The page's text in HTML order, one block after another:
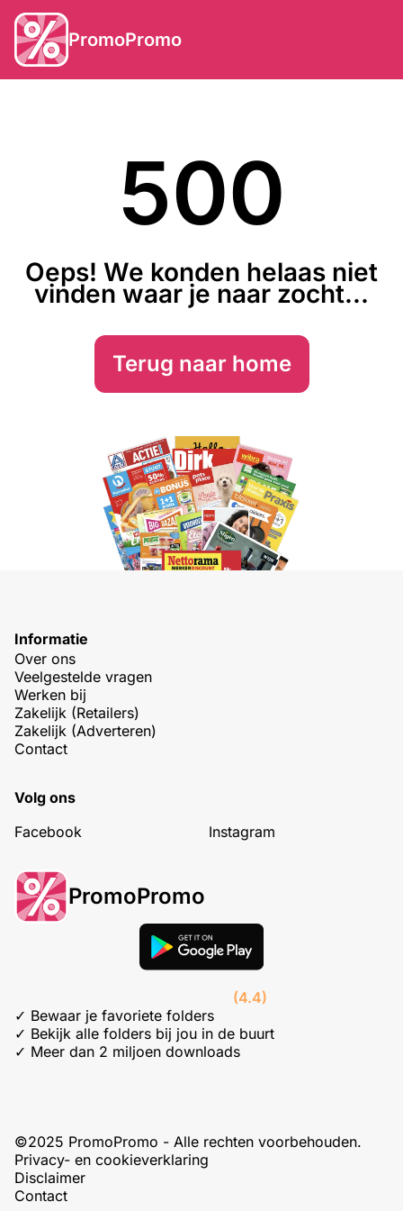
PromoPromo
500
Oeps! We konden helaas niet
vinden waar je naar zocht...
Terug naar home
Informatie
Over ons
Veelgestelde vragen
Werken bij
Zakelijk (Retailers)
Zakelijk (Adverteren)
Contact
Volg ons
Facebook
Instagram
PromoPromo
(4.4)
✓ Bewaar je favoriete folders
✓ Bekijk alle folders bij jou in de buurt
✓ Meer dan 2 miljoen downloads
©2025 PromoPromo - Alle rechten voorbehouden.
Privacy- en cookieverklaring
Disclaimer
Contact